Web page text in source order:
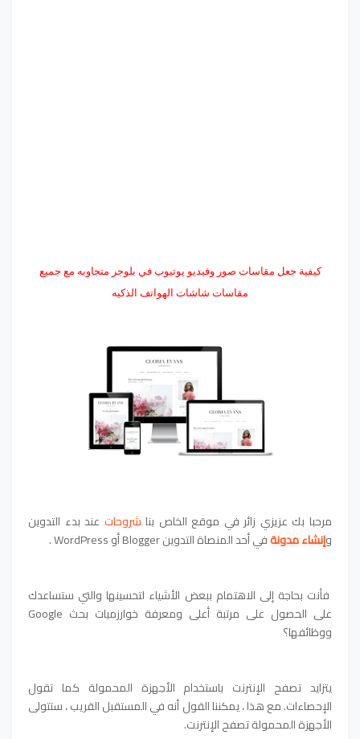
كيفية جعل مقاسات صور وفيديو يوتيوب في بلوجر متجاوبه مع جميع
مقاسات شاشات الهواتف الذكيه
مرحبا بك عزيزي زائر في موقع الخاص بنا شروحات عند بدء التدوين
وإنشاء مدونةفي أحد المنصاة التدوين Blogger أو WordPress .
فأنت بحاجة إلى الاهتمام ببعض الأشياء لتحسينها والتي ستساعدك
على الحصول على مرتبة أعلى ومعرفة خوارزميات بحث Google
ووظائفها؟
يتزايد تصفح الإنترنت باستخدام الأجهزة المحمولة كما تقول
الإحصاءات. مع هذا ، يمكننا القول أنه في المستقبل القريب ، ستتولى
الأجهزة المحمولة تصفح الإنترنت.